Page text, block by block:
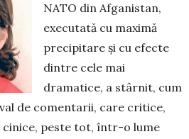
NATO din Afga­nistan,
executată cu maximă
precipitare și cu efecte
dintre cele mai
dramatice, a stârnit, cum
de comentarii, care critice,
cinice, pes­te tot, într-o lume